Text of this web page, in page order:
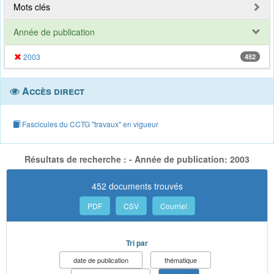
Mots clés
Année de publication
2003 452
Accès direct
Fascicules du CCTG "travaux" en vigueur
Résultats de recherche : - Année de publication: 2003
452 documents trouvés
PDF CSV Courriel
Tri par
date de publication
thématique